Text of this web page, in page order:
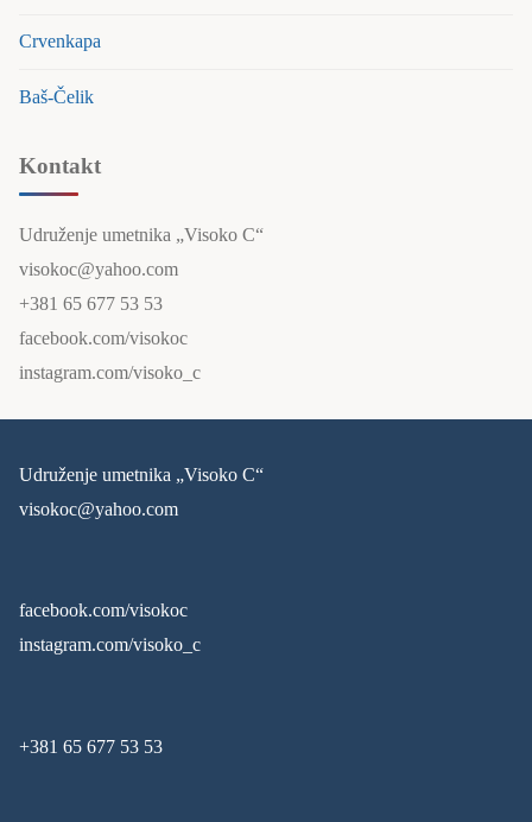
Crvenkapa
Baš-Čelik
Kontakt
Udruženje umetnika „Visoko C“
visokoc@yahoo.com
+381 65 677 53 53
facebook.com/visokoc
instagram.com/visoko_c
Udruženje umetnika „Visoko C“
visokoc@yahoo.com
facebook.com/visokoc
instagram.com/visoko_c
+381 65 677 53 53